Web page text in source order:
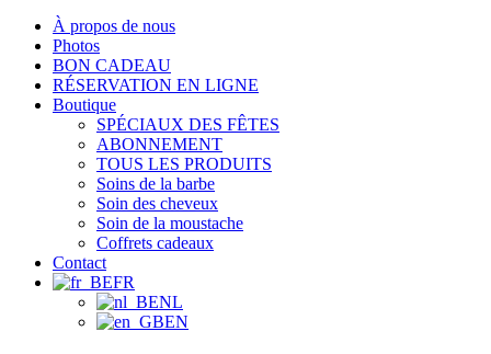
À propos de nous
Photos
BON CADEAU
RÉSERVATION EN LIGNE
Boutique
SPÉCIAUX DES FÊTES
ABONNEMENT
TOUS LES PRODUITS
Soins de la barbe
Soin des cheveux
Soin de la moustache
Coffrets cadeaux
Contact
FR
NL
EN